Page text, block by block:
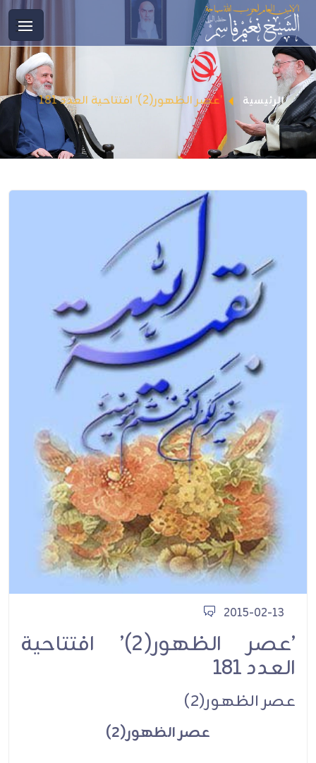
الرئيسية ’عصر الظهور(2)’ افتتاحية العدد 181
2015-02-13
’عصر الظهور(2)’ افتتاحية
العدد 181
عصر الظهور(2)
عصر الظهور(2)